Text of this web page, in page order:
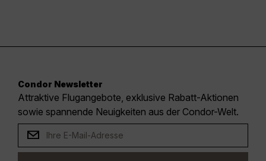
Condor Newsletter
Attraktive Flugangebote, exklusive Rabatt-Aktionen
sowie spannende Neuigkeiten aus der Condor-Welt.